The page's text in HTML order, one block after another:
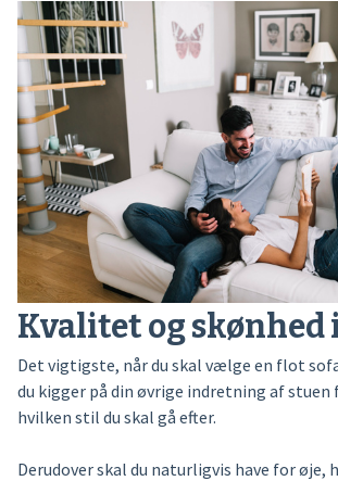
Kvalitet og skønhed
Det vigtigste, når du skal vælge en flot
du kigger på din øvrige indretning af stuen
hvilken stil du skal gå efter.
Derudover skal du naturligvis have for øje,